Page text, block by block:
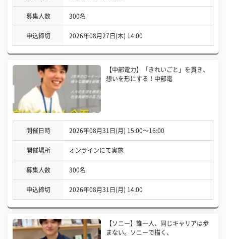
募集人数 300名
申込締切 2026年08月27日(木) 14:00
【中部電力】「きれいごと」を貫き、
想いを形にする！中部電
開催日時 2026年08月31日(月) 15:00〜16:00
開催場所 オンラインにて実施
募集人数 300名
申込締切 2026年08月31日(月) 14:00
【ソニー】誰一人、同じキャリアは歩
まない。ソニーで描く、